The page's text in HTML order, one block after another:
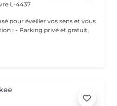
L-4437
pour éveiller vos sens et vous
gratuit,